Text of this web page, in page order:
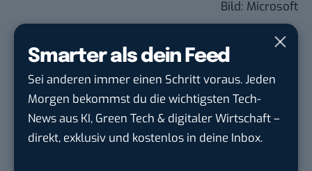
Smarter als dein Feed
Sei anderen immer einen Schritt voraus. Jeden
Morgen bekommst du die wichtigsten Tech-
News aus KI, Green Tech & digitaler Wirtschaft –
direkt, exklusiv und kostenlos in deine Inbox.
Bild: Microsoft
Du möchtest nicht abgehängt werden , wenn es um
KI, Green Tech und die Tech-Themen von Morgen
geht? Über 12.000 smarte Leser bekommen jeden
Tag UPDATE, unser Tech-Briefing mit den
wichtigsten News des Tages – und sichern sich
damit ihren Vorsprung.Hier kannst du dich